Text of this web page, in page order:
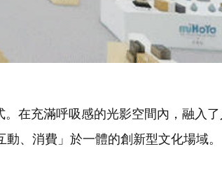
在充滿呼吸感的光影空間內，融入了
、消費」於一體的創新型文化場域。